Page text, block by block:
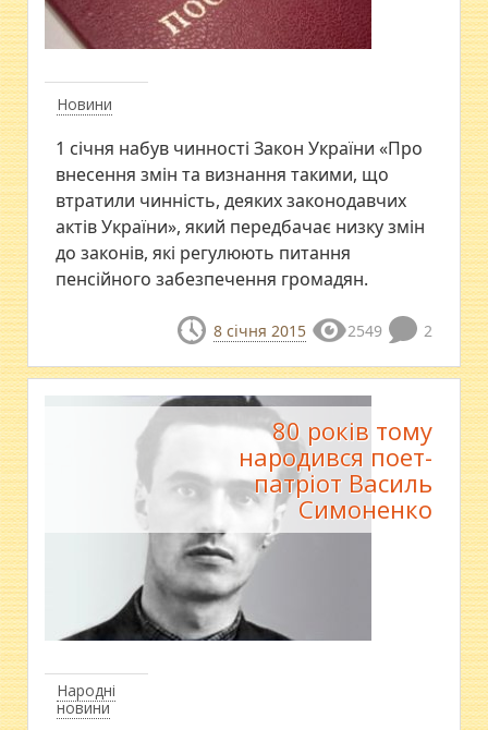
Новини
1 січня набув чинності Закон України «Про
внесення змін та визнання такими, що
втратили чинність, деяких законодавчих
актів України», який передбачає низку змін
до законів, які регулюють питання
пенсійного забезпечення громадян.
8 січня 2015 2549 2
Народні
новини
80 років тому
народився поет-
патріот Василь
Симоненко